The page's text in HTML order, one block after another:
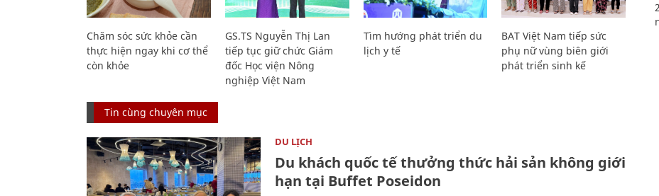
Chăm sóc sức khỏe cần
thực hiện ngay khi cơ thể
còn khỏe
GS.TS Nguyễn Thị Lan
tiếp tục giữ chức Giám
đốc Học viện Nông
nghiệp Việt Nam
Tìm hướng phát triển du
lịch y tế
BAT Việt Nam tiếp sức
phụ nữ vùng biên giới
phát triển sinh kế
Tin cùng chuyên mục
DU LỊCH
Du khách quốc tế thưởng thức hải sản không giới
hạn tại Buffet Poseidon